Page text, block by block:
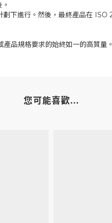
下進行。然後，最終產品在
品規格要求的始終如一的高質量。
您可能喜歡...